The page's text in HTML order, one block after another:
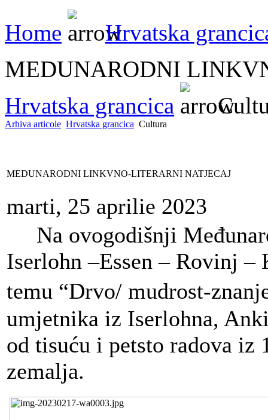
Home
Hrvatska
MEDUNARODNI
Hrvatska grancica
Arhiva articole Hrvatska grancica Cultura
MEDUNARODNI LINKVNO-LITERARNI NATJECAJ
marti, 25 aprilie 2023
Na ovogodišnji
Iserlohn –Essen – Rovinj –
temu “Drvo/ mudrost-
umjetnika iz Iserlohna,
od tisuću i petsto radova iz
zemalja.